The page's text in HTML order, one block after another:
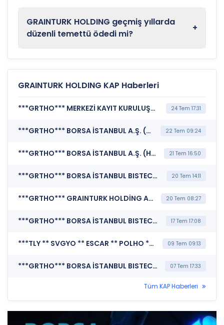
GRAINTURK HOLDING geçmiş yıllarda
düzenli temettü ödedi mi?
+
GRAINTURK HOLDING KAP Haberleri
***GRTHO*** MERKEZİ KAYIT KURULUŞU A.Ş. (Pay Mali Hak Kullanım İşlemi - Nakit Ödeme) 24 Tem 17:31
***GRTHO*** BORSA İSTANBUL A.Ş. (BISTECH Pay Piyasası Alım Satım Sistemi Duyurusu) 22 Tem 09:24
***GRTHO*** BORSA İSTANBUL A.Ş. (Hak Kullanımı) 21 Tem 16:50
***GRTHO*** BORSA İSTANBUL BISTECH DEVRE KESİCİ UYGULAMASI (Pay Bazında Devre Kesici Bildirimi) 20 Tem 14:11
***GRTHO*** GRAINTURK HOLDİNG A.Ş. (Özel Durum Açıklaması (Genel)) 20 Tem 08:27
***GRTHO*** BORSA İSTANBUL BISTECH DEVRE KESİCİ UYGULAMASI (Pay Bazında Devre Kesici Bildirimi) 17 Tem 17:08
***TLY ** SVGYO ** ESCAR ** POLHO ** FZLGY ** PYH ** BBN ** GRTHO*** KAMUYU AYDINLATMA PLATFORMU (Kamuyu Aydınlatma Platformu Duyurusu) 09 Tem 09:13
***GRTHO*** BORSA İSTANBUL BISTECH DEVRE KESİCİ UYGULAMASI (Pay Bazında Devre Kesici Bildirimi) 07 Tem 17:33
Tüm KAP Haberleri